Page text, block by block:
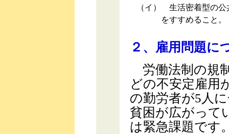
（イ）
生活密着型の公
をすすめること。
２、雇用問題に
労働法制の規
どの不安定雇用
の勤労者が5人
貧困が広がって
は緊急課題です